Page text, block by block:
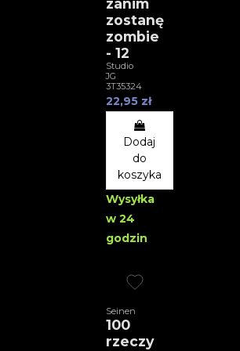
zostanę
zombie
- 12
Studio
JG
3T35324
22,95 zł
Dodaj
do
koszyka
Wysyłka
w 24
godzin
Seinen
100
rzeczy